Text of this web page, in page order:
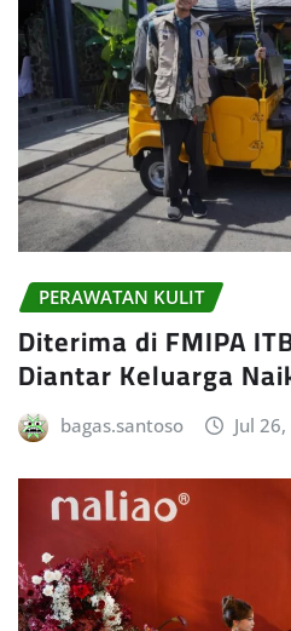
PERAWATAN KULIT
Diterima di FMIPA
Diantar Keluarga
bagas.santoso Jul